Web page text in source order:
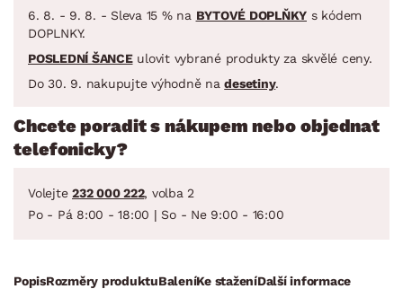
6. 8. - 9. 8. - Sleva 15 % na BYTOVÉ DOPLŇKY s kódem
DOPLNKY.
POSLEDNÍ ŠANCEulovit vybrané produkty za skvělé ceny.
Do 30. 9. nakupujte výhodně nadesetiny.
Chcete poradit s nákupem nebo objednat
telefonicky?
Volejte 232 000 222, volba 2
Po - Pá 8:00 - 18:00 | So - Ne 9:00 - 16:00
PopisRozměry produktuBaleníKe staženíDalší informace